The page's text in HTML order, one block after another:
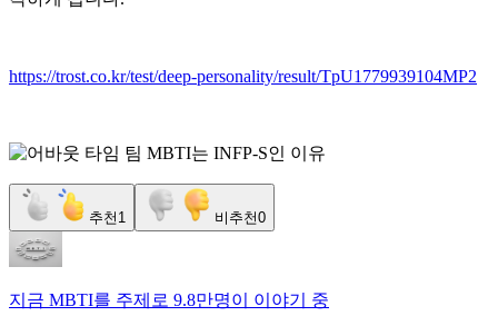
https://trost.co.kr/test/deep-personality/result/TpU1779939104MP2
추천 1 비추천0
지금 MBTI를 주제로 9.8만명이 이야기 중